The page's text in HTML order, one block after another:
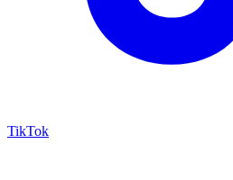
TikTok